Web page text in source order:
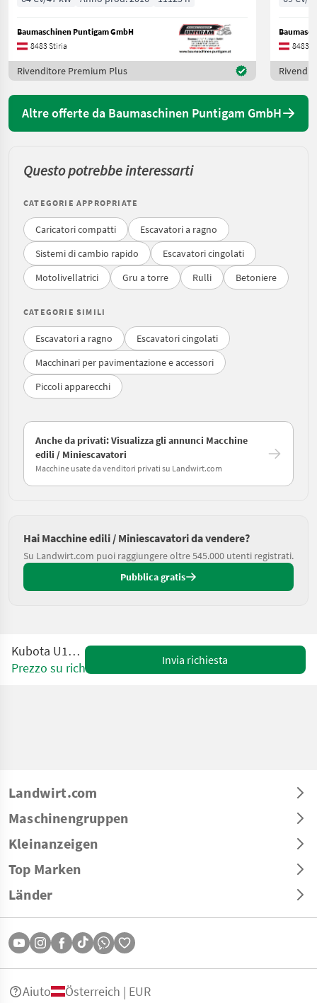
Baumaschinen Puntigam GmbH
8483 Stiria
Rivenditore Premium Plus
8483
Altre offerte da Baumaschinen Puntigam GmbH
Questo potrebbe interessarti
CATEGORIE APPROPRIATE
Caricatori compatti
Escavatori a ragno
Sistemi di cambio rapido
Escavatori cingolati
Motolivellatrici
Gru a torre Rulli Betoniere
CATEGORIE SIMILI
Escavatori a ragno
Escavatori cingolati
Macchinari per pavimentazione e accessori
Piccoli apparecchi
Anche da privati: Visualizza gli annunci Macchine
edili / Miniescavatori
Macchine usate da venditori privati su Landwirt.com
Hai Macchine edili / Miniescavatori da vendere?
Su Landwirt.com puoi raggiungere oltre 545.000 utenti registrati.
Pubblica gratis
Kubota U10-3 VHG
Prezzo su richiesta
Invia richiesta
Landwirt.com
Maschinengruppen
Kleinanzeigen
Top Marken
Länder
Aiuto Österreich | EUR